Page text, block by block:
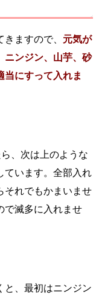
ますので、 元気が
ニンジン、山芋、砂
当にすって入れま
、次は上のような
ています。全部入れ
それでもかまいませ
で滅多に入れませ
と、最初はニンジン